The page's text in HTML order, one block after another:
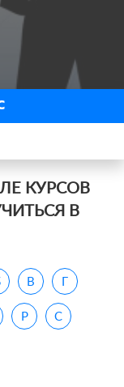
КУРСОВ
В
В Г
Р С